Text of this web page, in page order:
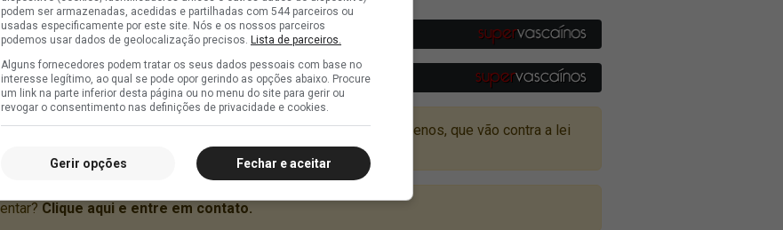
podem ser armazenadas, acedidas e partilhadas com 544 parceiros ou
usadas especificamente por este site. Nós e os nossos parceiros
podemos usar dados de geolocalização precisos. Lista de parceiros.
Alguns fornecedores podem tratar os seus dados pessoais com base no
interesse legítimo, ao qual se pode opor gerindo as opções abaixo. Procure
um link na parte inferior desta página ou no menu do site para gerir ou
revogar o consentimento nas definições de privacidade e cookies.
Fechar e aceitar
Gerir opções